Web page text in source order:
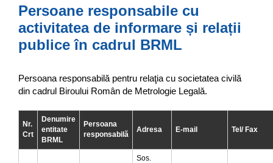
Persoane responsabile cu
activitatea de informare și relații
publice în cadrul BRML
Persoana responsabilă pentru relaţia cu societatea civilă
din cadrul Biroului Român de Metrologie Legală.
Nr.
Crt
Denumire
entitate
BRML
Persoana
responsabilă
Adresa E-mail Tel/ Fax
Sos.